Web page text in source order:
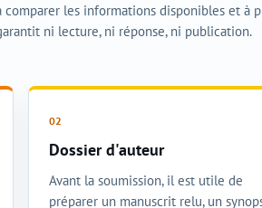
les informations disponibles et à
ni lecture, ni réponse, ni publication.
Dossier d'auteur
Avant la soumission, il est utile de
préparer un manuscrit relu, un